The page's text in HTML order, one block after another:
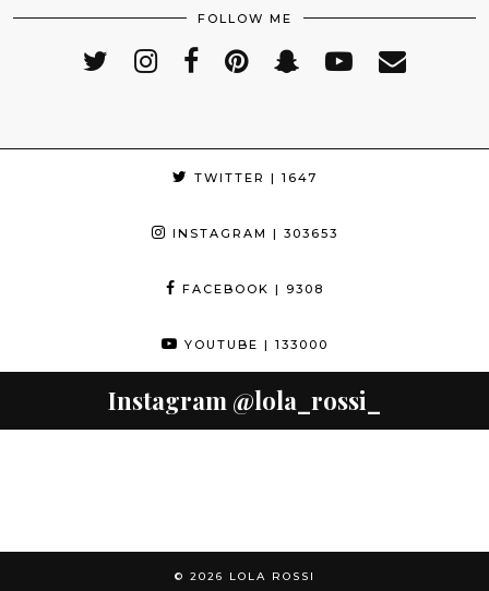
FOLLOW ME
TWITTER | 1647
INSTAGRAM | 303653
FACEBOOK | 9308
YOUTUBE | 133000
Instagram @lola_rossi_
© 2026 LOLA ROSSI